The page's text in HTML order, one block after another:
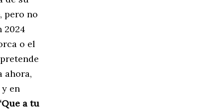
, pero no
2024
o el
ahora,
en
a tu